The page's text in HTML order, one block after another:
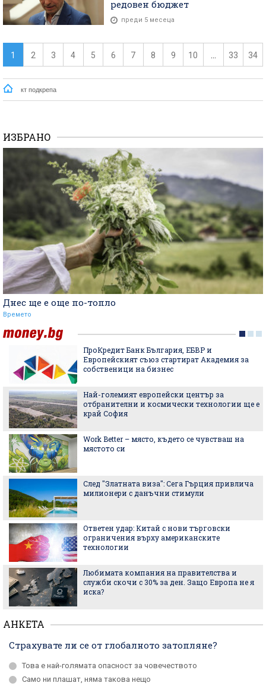
редовен бюджет
преди 5 месеца
1 2 3 4 5 6 7 8 9 10 33 34
кт подкрепа
ИЗБРАНО
Днес ще е още по-топло
Времето
ПроКредит Банк България, ЕБВР и
Европейският съюз стартират Академия за
собственици на бизнес
Най-големият европейски център за
отбранителни и космически технологии ще е
край София
Work Better – място, където се чувстваш на
мястото си
След "Златната виза": Сега Гърция привлича
милионери с данъчни стимули
Ответен удар: Китай с нови търговски
ограничения върху американските
технологии
Любимата компания на правителства и
служби скочи с 30% за ден. Защо Европа не я
иска?
АНКЕТА
Страхувате ли се от глобалното затопляне?
Това е най-голямата опасност за човечеството
Само ни плашат, няма такова нещо